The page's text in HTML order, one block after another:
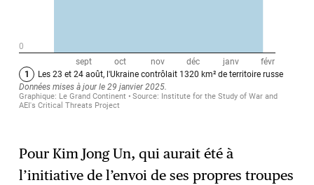
Pour Kim Jong Un, qui aurait été à
l’initiative de l’envoi de ses propres troupes